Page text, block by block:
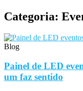
Categoria:
Blog
Painel de LED
um faz sentido